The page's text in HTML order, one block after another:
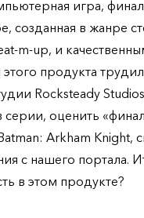
игра,
созданная в жанре
m-up, и
продукта
Rocksteady
оценить
Arkham Knight,
с нашего портала.
в этом продукте?